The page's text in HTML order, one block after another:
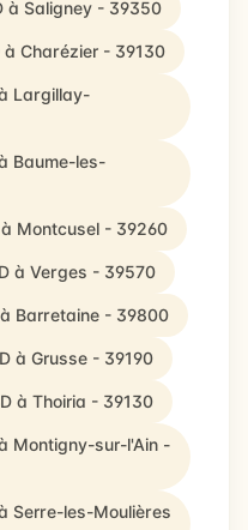
à Saligney - 39350
Charézier - 39130
Largillay-
Baume-les-
Montcusel - 39260
à Verges - 39570
Barretaine - 39800
à Grusse - 39190
à Thoiria - 39130
Montigny-sur-l'Ain -
Serre-les-Moulières